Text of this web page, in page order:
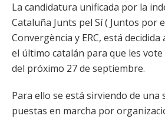
La candidatura unificada por la
Cataluña Junts pel Sí ( Juntos por
Convergència y ERC, está
el último catalán para que les vote
del próximo 27 de septiembre.
Para ello se está sirviendo de una
puestas en marcha por